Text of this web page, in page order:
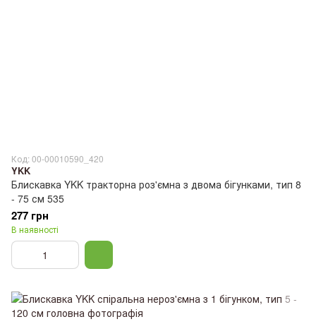
Код: 00-00010590_420
YKK
Блискавка YKK тракторна роз'ємна з двома бігунками, тип 8
- 75 см 535
277 грн
В наявності